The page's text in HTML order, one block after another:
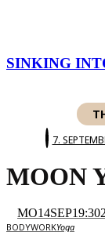
SINKING
7.
MOON
MO14SEP19:30
BODYWORKYoga